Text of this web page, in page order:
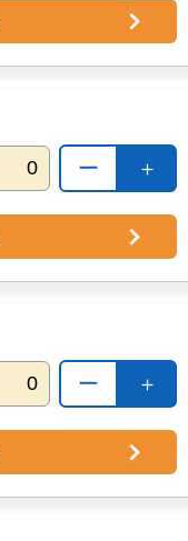
＋
ー
＋
ー